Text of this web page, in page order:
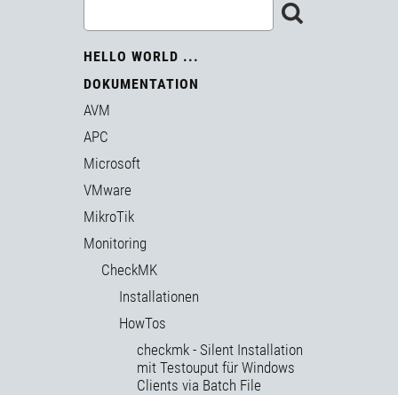
HELLO WORLD ...
DOKUMENTATION
AVM
APC
Microsoft
VMware
MikroTik
Monitoring
CheckMK
Installationen
HowTos
checkmk - Silent Installation
mit Testouput für Windows
Clients via Batch File